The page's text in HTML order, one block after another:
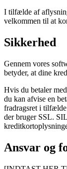
I tilfælde af
velkommen til at
Sikkerhed
Gennem vores
betyder, at dine
Hvis du betaler
du kan afvise en
fradragsret i
der bruger SSL.
Ansvar og